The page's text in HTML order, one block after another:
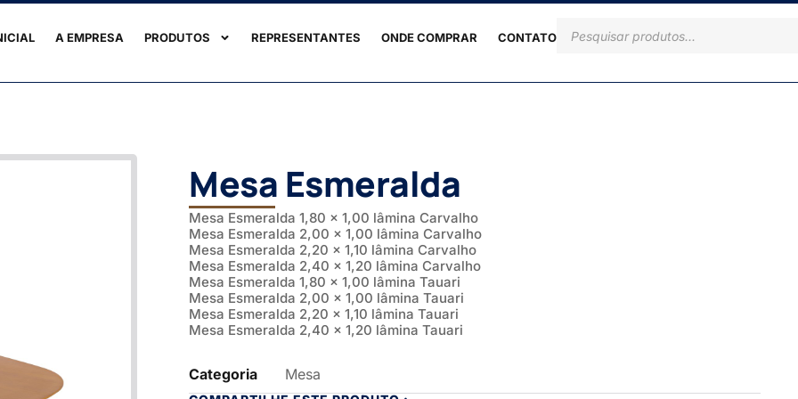
A EMPRESA PRODUTOS REPRESENTANTES ONDE COMPRAR CONTATO
Mesa Esmeralda
Mesa Esmeralda 1,80 x 1,00 lâmina Carvalho
Mesa Esmeralda 2,00 x 1,00 lâmina Carvalho
Mesa Esmeralda 2,20 x 1,10 lâmina Carvalho
Mesa Esmeralda 2,40 x 1,20 lâmina Carvalho
Mesa Esmeralda 1,80 x 1,00 lâmina Tauari
Mesa Esmeralda 2,00 x 1,00 lâmina Tauari
Mesa Esmeralda 2,20 x 1,10 lâmina Tauari
Mesa Esmeralda 2,40 x 1,20 lâmina Tauari
Categoria Mesa